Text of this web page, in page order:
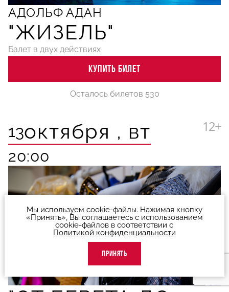
Мы используем cookie-файлы. Нажимая кнопку
«Принять», Вы соглашаетесь с использованием
cookie-файлов в соответствии с
Политикой конфиденциальности
ПРИНЯТЬ
АДОЛЬФ АДАН
"ЖИЗЕЛЬ"
Балет в двух действиях
КУПИТЬ БИЛЕТ
Осталось билетов 530
13октября , вт
20:00
12+